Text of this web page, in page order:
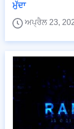
ਮੁੱਦਾ
ਅਪ੍ਰੈਲ 23,